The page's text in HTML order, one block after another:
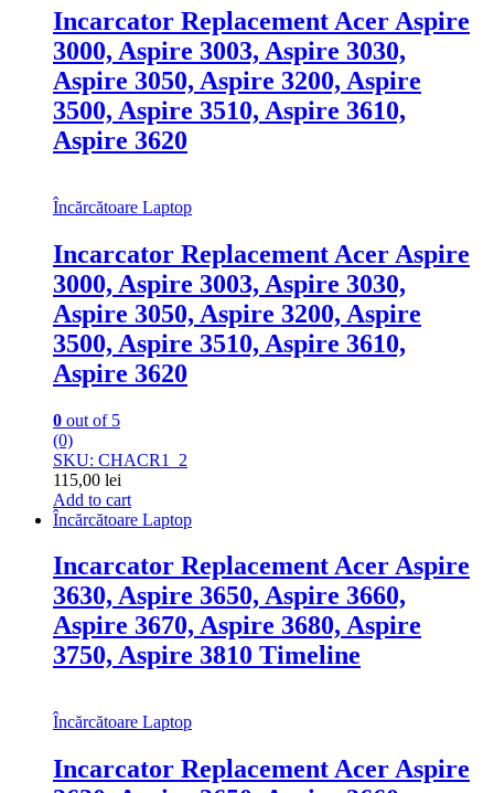
Incarcator Replacement Acer Aspire
3000, Aspire 3003, Aspire 3030,
Aspire 3050, Aspire 3200, Aspire
3500, Aspire 3510, Aspire 3610,
Aspire 3620
Încărcătoare Laptop
Incarcator Replacement Acer Aspire
3000, Aspire 3003, Aspire 3030,
Aspire 3050, Aspire 3200, Aspire
3500, Aspire 3510, Aspire 3610,
Aspire 3620
0 out of 5
(0)
SKU: CHACR1_2
115,00 lei
Add to cart
Încărcătoare Laptop
Incarcator Replacement Acer Aspire
3630, Aspire 3650, Aspire 3660,
Aspire 3670, Aspire 3680, Aspire
3750, Aspire 3810 Timeline
Încărcătoare Laptop
Incarcator Replacement Acer Aspire